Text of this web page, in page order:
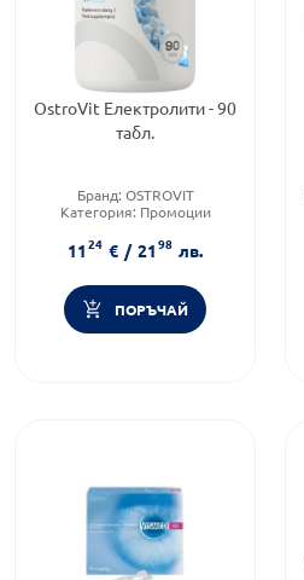
OstroVit Електролити - 90
табл.
Бранд: OSTROVIT
Категория: Промоции
1124 € / 2198 лв.
ПОРЪЧАЙ